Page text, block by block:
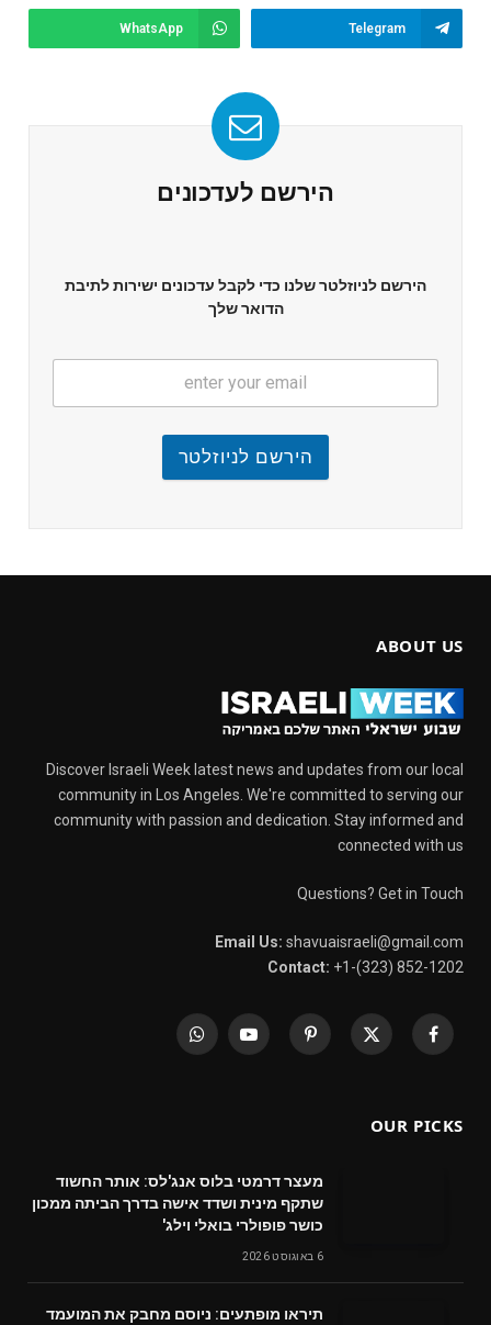
Telegram
WhatsApp
הירשם לעדכונים
הירשם לניוזלטר שלנו כדי לקבל עדכונים ישירות לתיבת
הדואר שלך
הירשם לניוזלטר
ABOUT US
Discover Israeli Week latest news and updates from our local
community in Los Angeles. We're committed to serving our
community with passion and dedication. Stay informed and
connected with us
Questions? Get in Touch
Email Us: shavuaisraeli@gmail.com
Contact: +1-(323) 852-1202
Facebook
X
Pinterest
YouTube
WhatsApp
OUR PICKS
מעצר דרמטי בלוס אנג'לס: אותר החשוד
שתקף מינית ושדד אישה בדרך הביתה ממכון
כושר פופולרי בואלי וילג'
6 באוגוסט 2026
תיראו מופתעים: ניוסם מחבק את המועמד